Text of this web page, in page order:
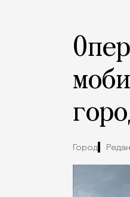
Город